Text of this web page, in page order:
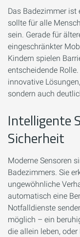
Das Badezimmer ist
sollte für alle
sein. Gerade für
eingeschränkter
Kindern spielen
entscheidende
innovative
sondern auch
Intelligente
Sicherheit
Moderne Sensoren
Badezimmers. Sie
ungewöhnliche
automatisch eine
Notfalldienste
möglich – ein
die allein leben,